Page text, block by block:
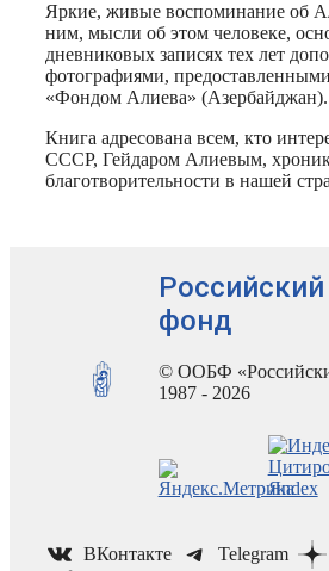
Яркие, живые воспоминание об
ним, мысли об этом человеке,
дневниковых записях тех лет
фотографиями, предоставленными
«Фондом Алиева» (Азербайджан).
Книга адресована всем, кто
СССР, Гейдаром Алиевым,
благотворительности в нашей
фонд
© ООБФ
1987 - 2026
ВКонтакте Telegram